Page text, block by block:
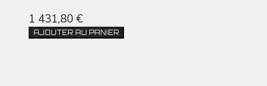
1 431,80 €
AJOUTER AU PANIER